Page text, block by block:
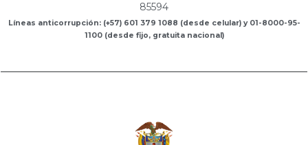
85594
Líneas anticorrupción: (+57) 601 379 1088 (desde celular) y 01-8000-95-
1100 (desde fijo, gratuita nacional)